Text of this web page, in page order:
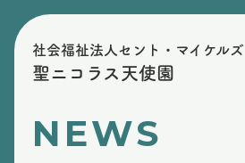
社会福祉法人セント・マイケルズ
聖ニコラス天使園
NEWS